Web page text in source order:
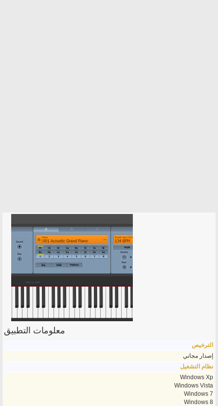
معلومات التطبيق
الترخيص
إصدار مجاني
نظام التشغيل
Windows Xp
Windows Vista
Windows 7
Windows 8